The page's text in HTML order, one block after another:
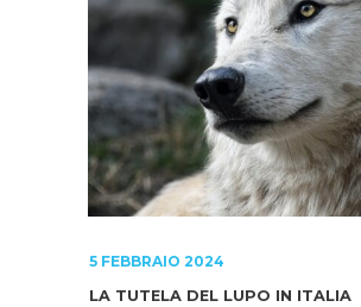
5 FEBBRAIO 2024
LA TUTELA DEL LUPO IN ITALIA